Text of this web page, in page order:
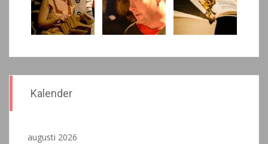
Kalender
augusti 2026